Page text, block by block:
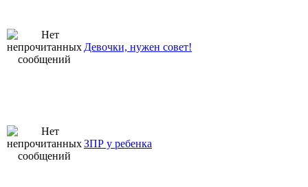
Девочки, нужен совет!
ЗПР у ребенка